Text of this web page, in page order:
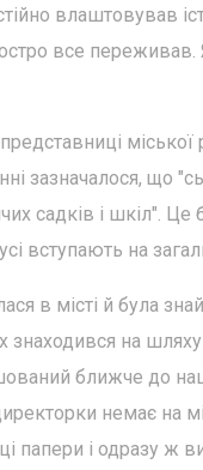
влаштовував
все
зазначалося, що
садків і шкіл".
вступають на
в місті й була
знаходився на
ближче до
немає на
папери і одразу ж